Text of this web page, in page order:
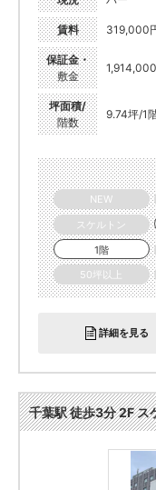
賃料 319,000
保証金・
敷金
坪面積/
階数
9.74坪/1
NEW
スケルトン
1階
50坪以上
詳細を見る
千葉駅 徒歩3分 2F